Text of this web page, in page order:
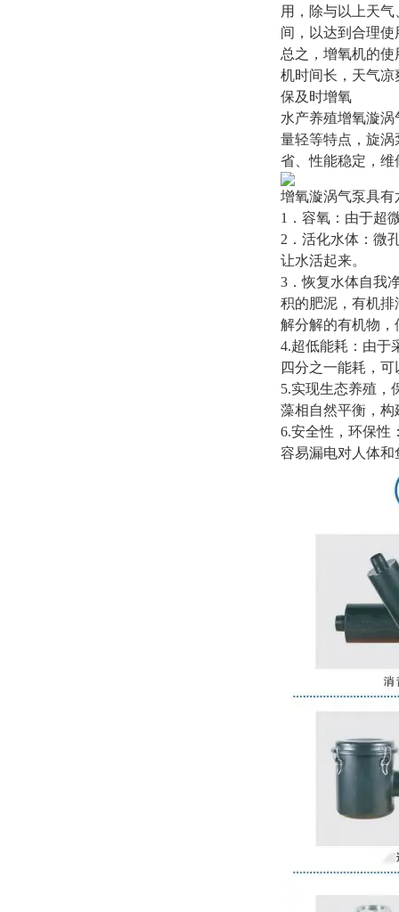
用，除与以上天
间，以达到合理
总之，增氧机的
机时间长，天气
保及时增氧
水产养殖增氧漩涡
量轻等特点，旋
省、性能稳定，
增氧漩涡气泵具有
1．容氧：由于超
2．活化水体：微
让水活起来。
3．恢复水体自我
积的肥泥，有机
解分解的有机物
4.超低能耗：由于
四分之一能耗，
5.实现生态养殖，
藻相自然平衡，
6.安全性，环保性
容易漏电对人体